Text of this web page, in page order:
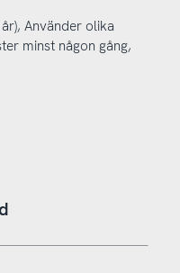
Använder olika
minst någon gång,